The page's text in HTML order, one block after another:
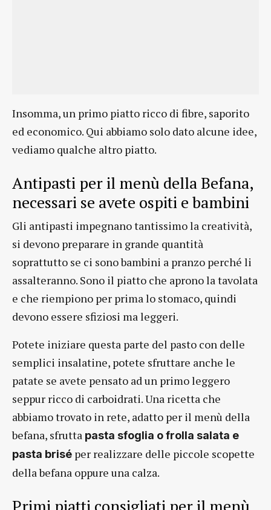
Insomma, un primo piatto ricco di fibre, saporito
ed economico. Qui abbiamo solo dato alcune idee,
vediamo qualche altro piatto.
Antipasti per il menù della Befana,
necessari se avete ospiti e bambini
Gli antipasti impegnano tantissimo la creatività,
si devono preparare in grande quantità
soprattutto se ci sono bambini a pranzo perché li
assalteranno. Sono il piatto che aprono la tavolata
e che riempiono per prima lo stomaco, quindi
devono essere sfiziosi ma leggeri.
Potete iniziare questa parte del pasto con delle
semplici insalatine, potete sfruttare anche le
patate se avete pensato ad un primo leggero
seppur ricco di carboidrati. Una ricetta che
abbiamo trovato in rete, adatto per il menù della
befana, sfrutta pasta sfoglia o frolla salata e
pasta brisé per realizzare delle piccole scopette
della befana oppure una calza.
Primi piatti consigliati per il menù